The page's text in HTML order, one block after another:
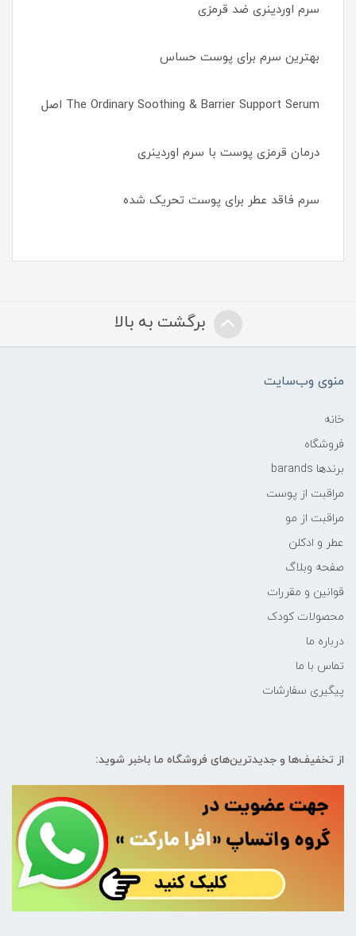
سرم اوردینری ضد قرمزی
بهترین سرم برای پوست حساس
The Ordinary Soothing & Barrier Support Serum اصل
درمان قرمزی پوست با سرم اوردینری
سرم فاقد عطر برای پوست تحریک شده
برگشت به بالا
منوی وب‌سایت
خانه
فروشگاه
برندها barands
مراقبت از پوست
مراقبت از مو
عطر و ادکلن
صفحه وبلاگ
قوانین و مقررات
محصولات کودک
درباره ما
تماس با ما
پیگیری سفارشات
از تخفیف‌ها و جدیدترین‌های فروشگاه ما باخبر شوید: